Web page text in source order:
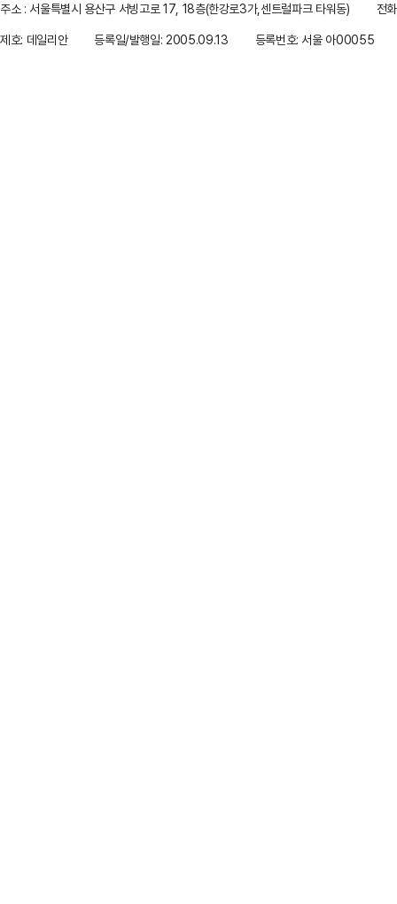
주소 : 서울특별시 용산구 서빙고로 17, 18층(한강로3가,센트럴파크 타워동)
전
제호: 데일리안
등록일/발행일: 2005.09.13 등록번호: 서울 아00055